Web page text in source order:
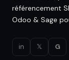
référencement
Odoo & Sage
in 𝕏 G